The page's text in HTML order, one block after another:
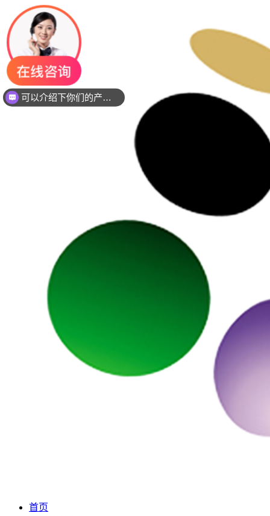
首页
你们是是需要贴片还是插件灯珠呢？